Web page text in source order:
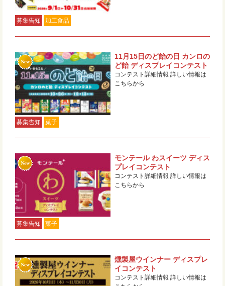
募集告知 加工食品
募集告知 菓子
11月15日のど飴の日 カンロの
ど飴 ディスプレイコンテスト
コンテスト詳細情報 詳しい情報は
こちらから
募集告知 菓子
モンテール わスイーツ ディス
プレイコンテスト
コンテスト詳細情報 詳しい情報は
こちらから
燻製屋ウインナー ディスプレ
イコンテスト
コンテスト詳細情報 詳しい情報は